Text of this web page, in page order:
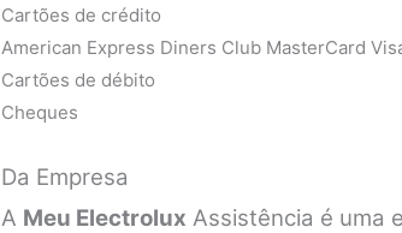
Cartões de crédito
American Express Diners Club MasterCard
Cartões de débito
Cheques
Da Empresa
A Meu Electrolux Assistência é uma